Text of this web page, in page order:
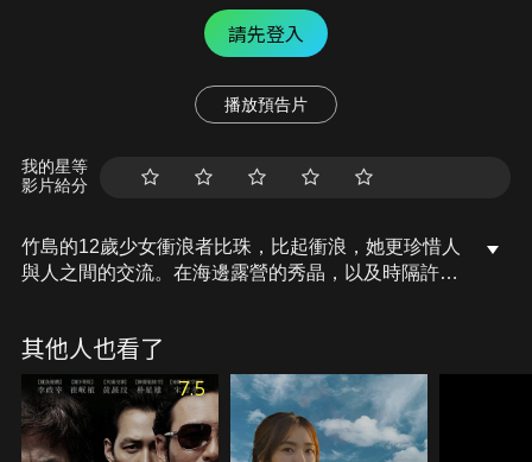
請先登入
播放預告片
我的星等
影片給分
竹島的12歲少女衝浪者比珠，比起衝浪，她更珍惜人
與人之間的交流。在海邊露營的秀晶，以及時隔許久
而在時間的流逝下，比珠也面臨離開竹島的命運……
其他人也看了
7.5